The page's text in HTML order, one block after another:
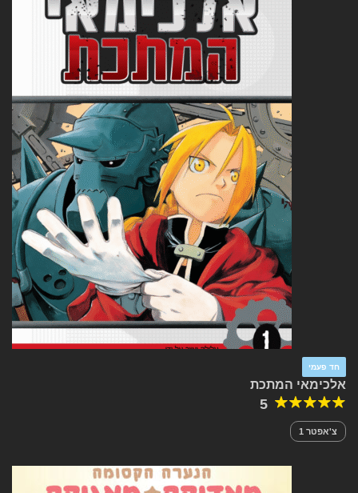
חד פעמי
אלכימאי המתכת
5
צ'אפטר 1